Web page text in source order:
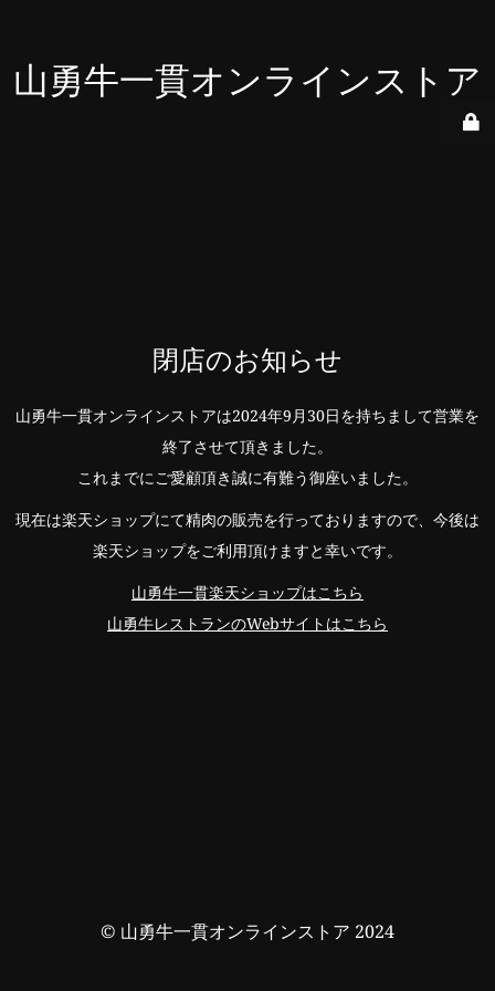
山勇牛一貫オンラインストア
閉店のお知らせ
山勇牛一貫オンラインストアは2024年9月30日を持ちまして営業を
終了させて頂きました。
これまでにご愛顧頂き誠に有難う御座いました。
現在は楽天ショップにて精肉の販売を行っておりますので、今後は
楽天ショップをご利用頂けますと幸いです。
山勇牛一貫楽天ショップはこちら
山勇牛レストランのWebサイトはこちら
© 山勇牛一貫オンラインストア 2024